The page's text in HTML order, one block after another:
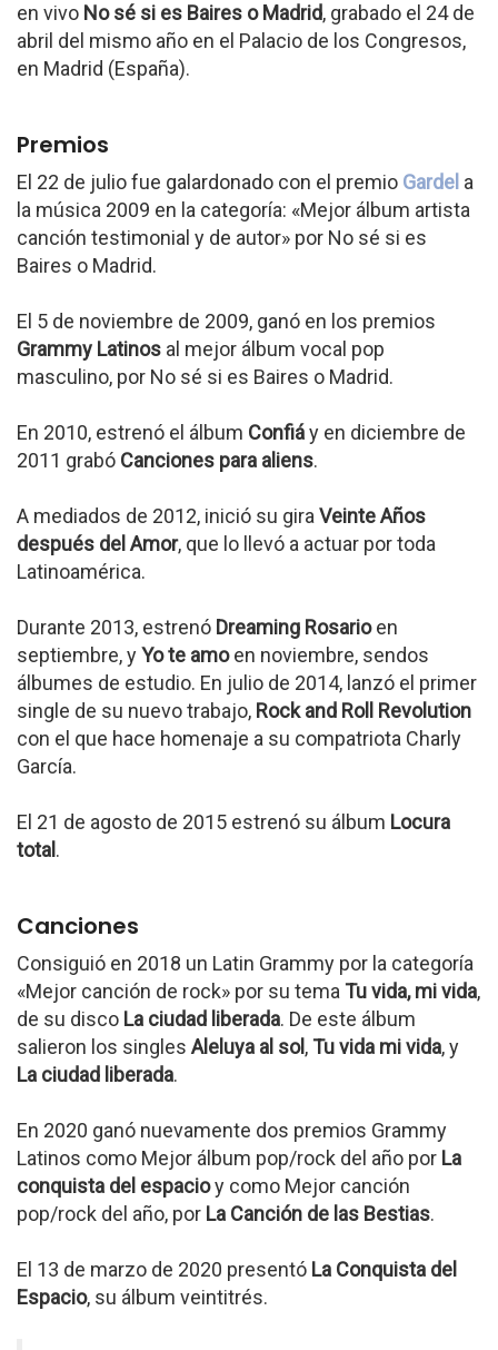
en vivo No sé si es Baires o Madrid, grabado el 24 de
abril del mismo año en el Palacio de los Congresos,
en Madrid (España).
Premios
El 22 de julio fue galardonado con el premio Gardel a
la música 2009 en la categoría: «Mejor álbum artista
canción testimonial y de autor» por No sé si es
Baires o Madrid.
El 5 de noviembre de 2009, ganó en los premios
Grammy Latinos al mejor álbum vocal pop
masculino, por No sé si es Baires o Madrid.
En 2010, estrenó el álbum Confiáy en diciembre de
2011 grabó Canciones para aliens.
A mediados de 2012, inició su gira Veinte Años
después del Amor, que lo llevó a actuar por toda
Latinoamérica.
Durante 2013, estrenó Dreaming Rosarioen
septiembre, yYo te amoen noviembre, sendos
álbumes de estudio. En julio de 2014, lanzó el primer
single de su nuevo trabajo, Rock and Roll Revolution
con el que hace homenaje a su compatriota Charly
García.
El 21 de agosto de 2015 estrenó su álbum Locura
total .
Canciones
Consiguió en 2018 un Latin Grammy por la categoría
«Mejor canción de rock» por su tema Tu vida, mi vida,
de su disco La ciudad liberada. De este álbum
salieron los singles Aleluya al sol, Tu vida mi vida, y
La ciudad liberada.
En 2020 ganó nuevamente dos premios Grammy
Latinos como Mejor álbum pop/rock del año por La
conquista del espacioy como Mejor canción
pop/rock del año, por La Canción de las Bestias.
El 13 de marzo de 2020 presentó La Conquista del
Espacio, su álbum veintitrés.